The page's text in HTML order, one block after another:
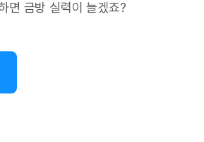
면 금방 실력이 늘겠죠?